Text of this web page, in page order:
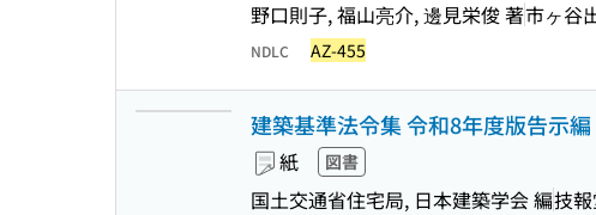
野口則子, 福山亮介, 邊見栄俊 著市ヶ谷
NDLC AZ-455
建築基準法令集 令和8年度版告示編
紙 図書
国土交通省住宅局, 日本建築学会 編技